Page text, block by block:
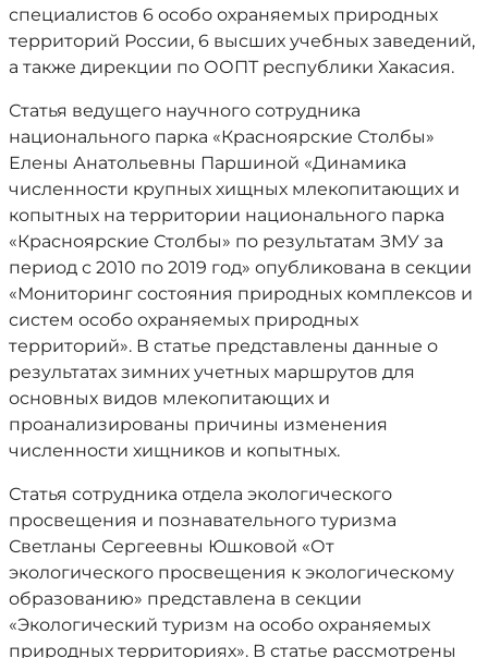
специалистов 6 особо охраняемых природных
территорий России, 6 высших учебных заведений,
а также дирекции по ООПТ республики Хакасия.
Статья ведущего научного сотрудника
национального парка «Красноярские Столбы»
Елены Анатольевны Паршиной «Динамика
численности крупных хищных млекопитающих и
копытных на территории национального парка
«Красноярские Столбы» по результатам ЗМУ за
период с 2010 по 2019 год» опубликована в секции
«Мониторинг состояния природных комплексов и
систем особо охраняемых природных
территорий». В статье представлены данные о
результатах зимних учетных маршрутов для
основных видов млекопитающих и
проанализированы причины изменения
численности хищников и копытных.
Статья сотрудника отдела экологического
просвещения и познавательного туризма
Светланы Сергеевны Юшковой «От
экологического просвещения к экологическому
образованию» представлена в секции
«Экологический туризм на особо охраняемых
природных территориях». В статье рассмотрены